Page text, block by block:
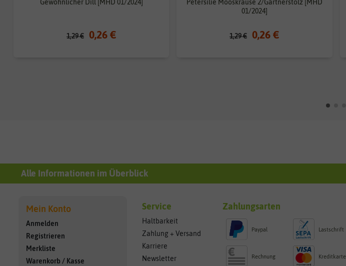
Gewöhnlicher Dill [MHD 01/2024]
1,29 € 0,26 €
Petersilie Mooskrause 2/Gärtnerstolz [MHD
01/2024]
1,29 € 0,26 €
Alle Informationen im Überblick
Mein Konto
Anmelden
Registrieren
Merkliste
Warenkorb / Kasse
Service
Haltbarkeit
Zahlung + Versand
Karriere
Newsletter
Zahlungsarten
Paypal Lastschrift
Rechnung Kreditkarte